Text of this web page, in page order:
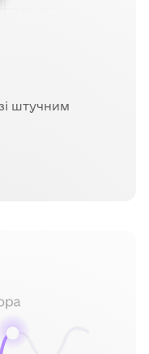
штучним